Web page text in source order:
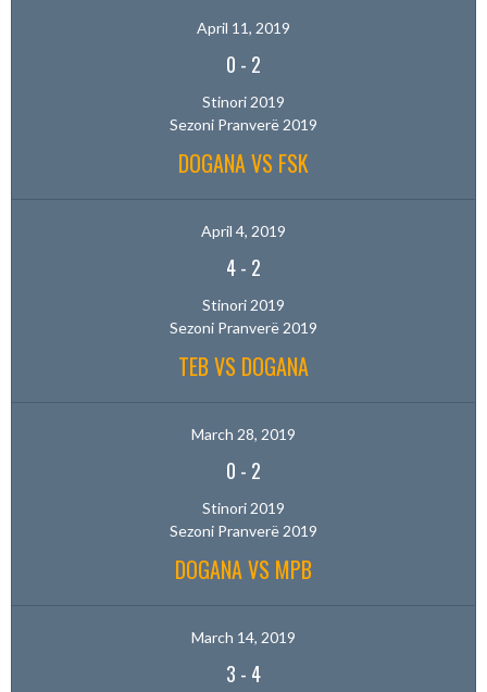
April 11, 2019
0 - 2
Stinori 2019
Sezoni Pranverë 2019
DOGANA VS FSK
April 4, 2019
4- 2
Stinori 2019
Sezoni Pranverë 2019
TEB VS DOGANA
March 28, 2019
0 - 2
Stinori 2019
Sezoni Pranverë 2019
DOGANA VS MPB
March 14, 2019
3 - 4